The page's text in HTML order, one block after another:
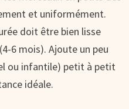
et uniformément.
doit être bien lisse
6 mois). Ajoute un peu
ou infantile) petit à petit
idéale.